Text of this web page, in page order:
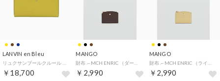
LANVIN en Bleu
￥18,700
MANGO
￥2,990
MANGO
￥2,990